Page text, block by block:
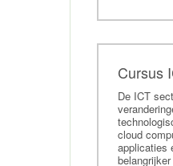
Cursus
De ICT
cloud
applicaties